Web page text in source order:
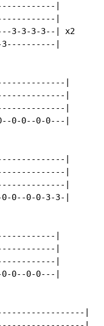
|
|
3-3-3-3--| x2
3----------|
|
|
|
0-0--0-0---|
|
|
|
0--0-0-3-3-|
|
|
|
0--0-0---|
|